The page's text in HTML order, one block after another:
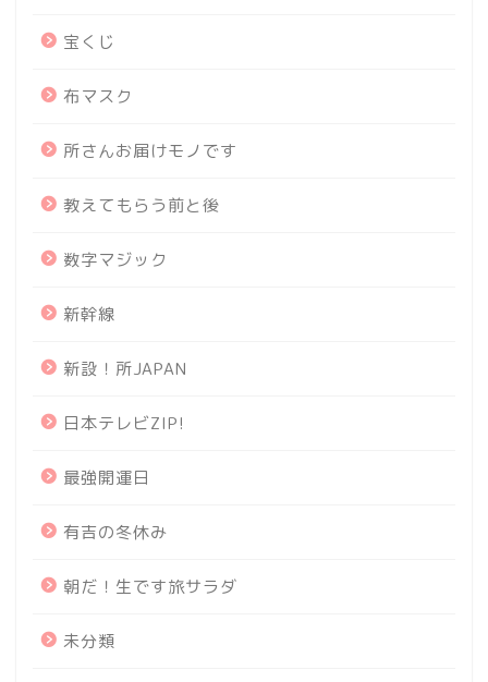
宝くじ
布マスク
所さんお届けモノです
教えてもらう前と後
数字マジック
新幹線
新設！所JAPAN
日本テレビZIP!
最強開運日
有吉の冬休み
朝だ！生です旅サラダ
未分類